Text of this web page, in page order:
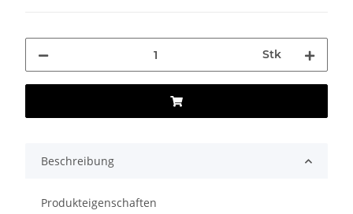
Stk
Beschreibung
Produkteigenschaften